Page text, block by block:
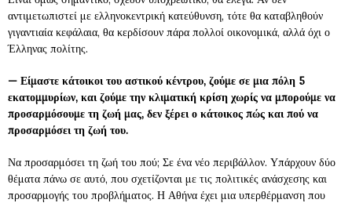
αντιμετωπιστεί με ελληνοκεντρική κατεύθυνση, τότε θα καταβληθούν
γιγαντιαία κεφάλαια, θα κερδίσουν πάρα πολλοί οικονομικά, αλλά όχι ο
Έλληνας πολίτης.
— Είμαστε κάτοικοι του αστικού κέντρου, ζούμε σε μια πόλη 5
εκατομμυρίων, και ζούμε την κλιματική κρίση χωρίς να μπορούμε να
προσαρμόσουμε τη ζωή μας, δεν ξέρει ο κάτοικος πώς και πού να
προσαρμόσει τη ζωή του.
Να προσαρμόσει τη ζωή του πού; Σε ένα νέο περιβάλλον. Υπάρχουν δύο
θέματα πάνω σε αυτό, που σχετίζονται με τις πολιτικές ανάσχεσης και
προσαρμογής του προβλήματος. Η Αθήνα έχει μια υπερθέρμανση που